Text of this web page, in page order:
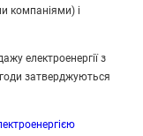
компаніями) і
електроенергії з
затверджуються